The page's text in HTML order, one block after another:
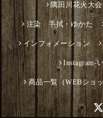
隅田川花
注染 手拭・ゆかた
インフォメーション
Instagram-
商品一覧（WEBショ